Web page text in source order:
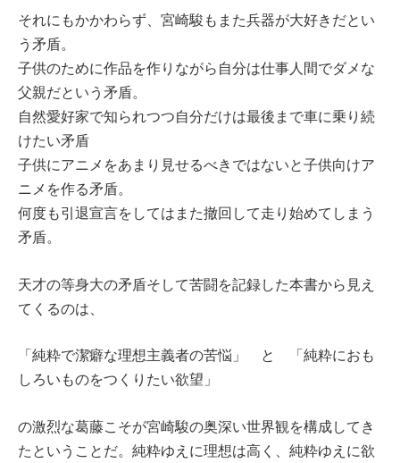
それにもかかわらず、宮崎駿もまた兵器が大好きだとい
う矛盾。
子供のために作品を作りながら自分は仕事人間でダメな
父親だという矛盾。
自然愛好家で知られつつ自分だけは最後まで車に乗り続
けたい矛盾
子供にアニメをあまり見せるべきではないと子供向けア
ニメを作る矛盾。
何度も引退宣言をしてはまた撤回して走り始めてしまう
矛盾。
天才の等身大の矛盾そして苦闘を記録した本書から見え
てくるのは、
「純粋で潔癖な理想主義者の苦悩」 と 「純粋におも
しろいものをつくりたい欲望」
の激烈な葛藤こそが宮崎駿の奥深い世界観を構成してき
たということだ。純粋ゆえに理想は高く、純粋ゆえに欲